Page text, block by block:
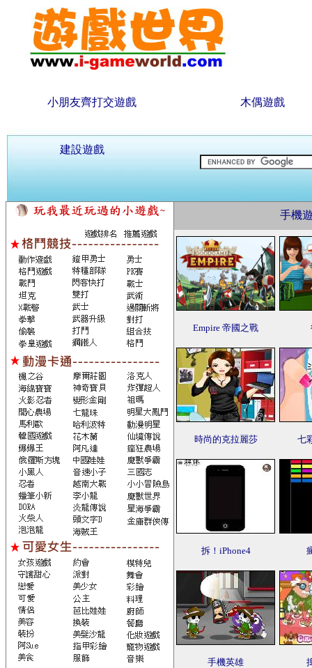
小朋友齊打交遊戲 木偶遊戲
建設遊戲
手機
Empire 帝國之戰
時尚的克拉麗莎 七
拆！iPhone4
手機英雄